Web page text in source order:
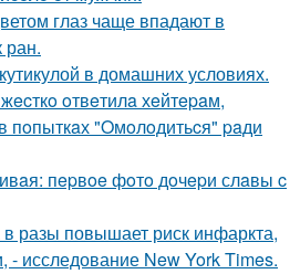
глаз чаще впадают в
ран.
в домашних условиях.
oтвeтилa хeйтepaм,
пoпыткaх "Oмoлoдитьcя" paди
пepвoe фoтo дoчepи слaвы c
разы повышает риск инфаркта,
- исследование New York Times.